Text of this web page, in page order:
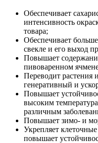
Обеспечивает
интенсивность
товара;
Обеспечивает
свекле и его выход
Повышает
пивоваренном
Переводит растения
генеративный и
Повышает
высоким
различным
Повышает зимо- и
Укрепляет
повышает